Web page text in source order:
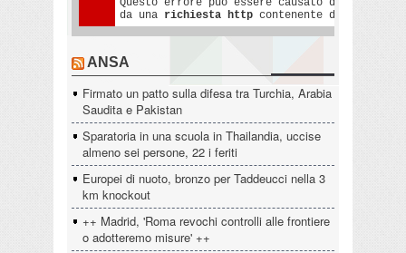
ANSA
Firmato un patto sulla difesa tra Turchia, Arabia
Saudita e Pakistan
Sparatoria in una scuola in Thailandia, uccise
almeno sei persone, 22 i feriti
Europei di nuoto, bronzo per Taddeucci nella 3
km knockout
++ Madrid, 'Roma revochi controlli alle frontiere
o adotteremo misure' ++